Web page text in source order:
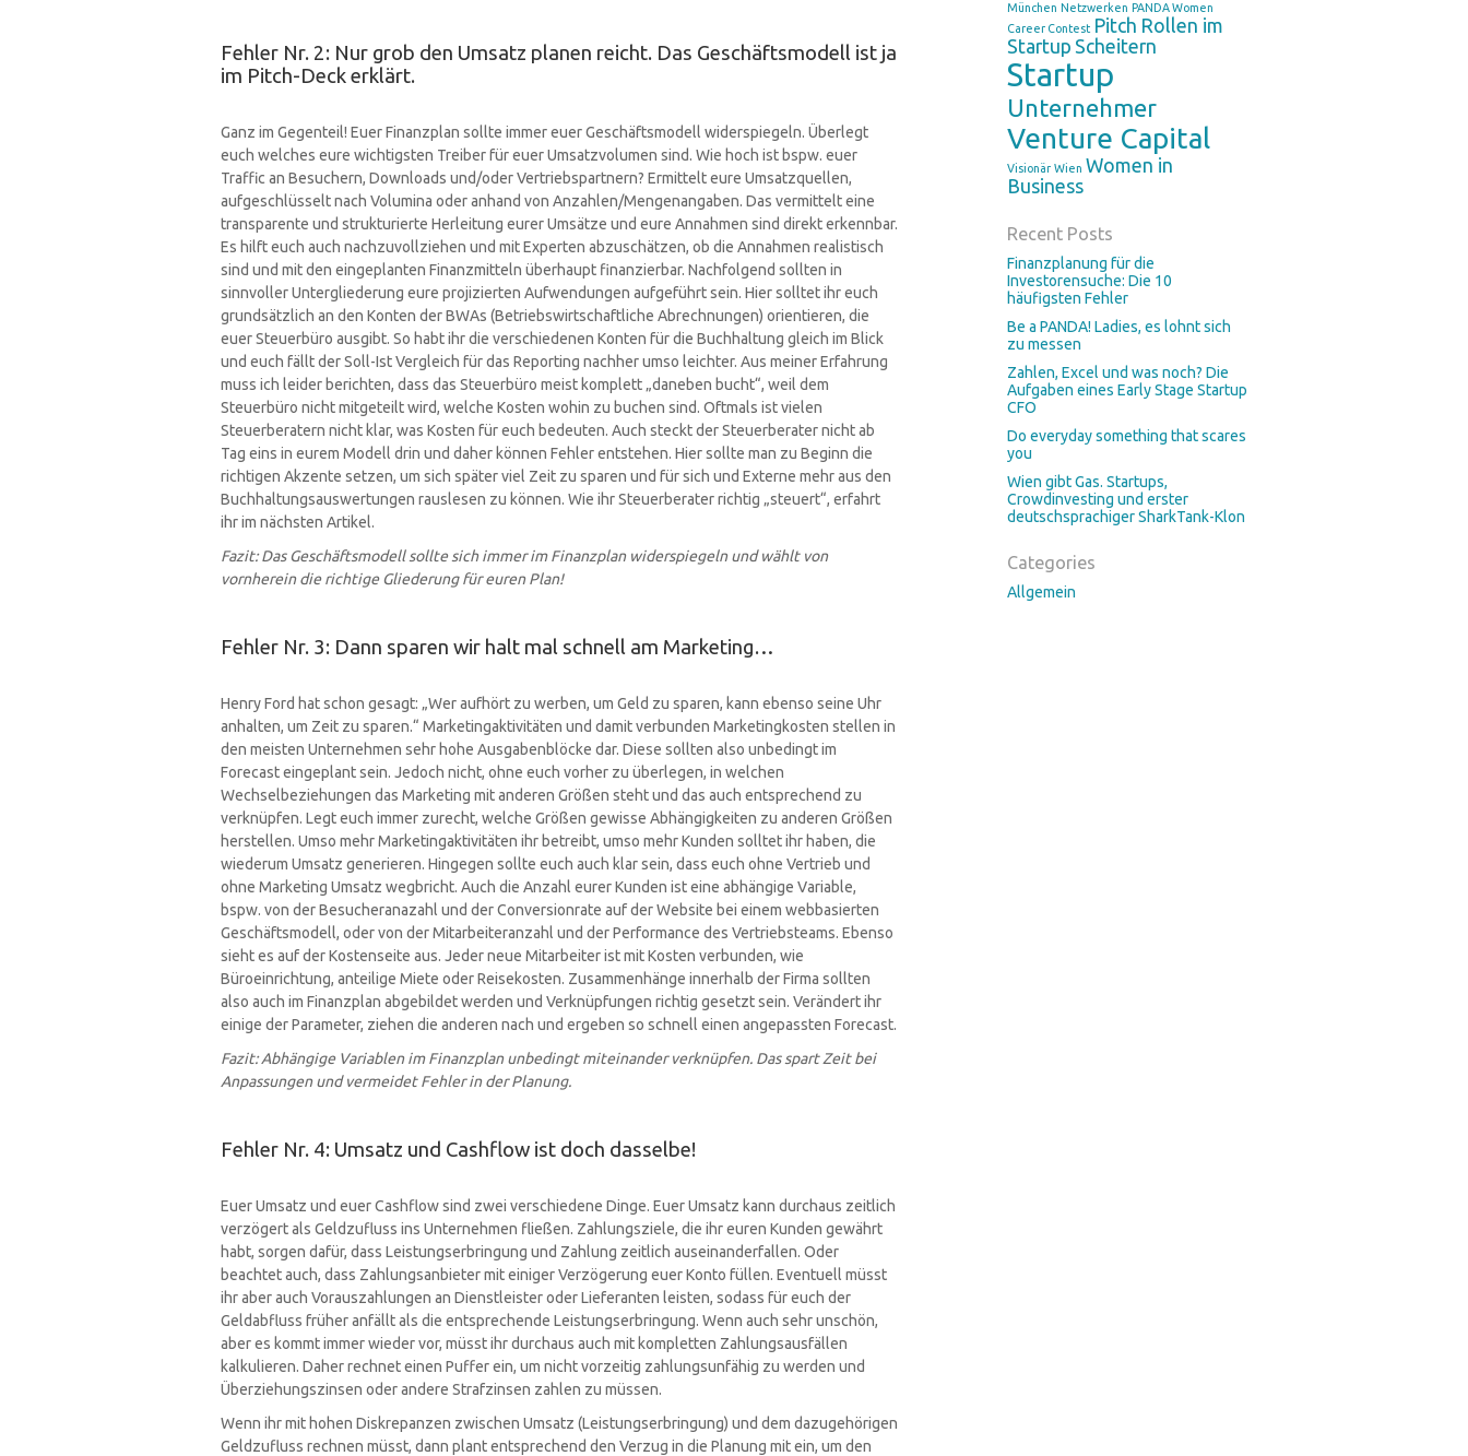
Fehler Nr. 2: Nur grob den Umsatz planen reicht. Das Geschäftsmodell ist ja
im Pitch-Deck erklärt.
Ganz im Gegenteil! Euer Finanzplan sollte immer euer Geschäftsmodell widerspiegeln. Überlegt
euch welches eure wichtigsten Treiber für euer Umsatzvolumen sind. Wie hoch ist bspw. euer
Traffic an Besuchern, Downloads und/oder Vertriebspartnern? Ermittelt eure Umsatzquellen,
aufgeschlüsselt nach Volumina oder anhand von Anzahlen/Mengenangaben. Das vermittelt eine
transparente und strukturierte Herleitung eurer Umsätze und eure Annahmen sind direkt erkennbar.
Es hilft euch auch nachzuvollziehen und mit Experten abzuschätzen, ob die Annahmen realistisch
sind und mit den eingeplanten Finanzmitteln überhaupt finanzierbar. Nachfolgend sollten in
sinnvoller Untergliederung eure projizierten Aufwendungen aufgeführt sein. Hier solltet ihr euch
grundsätzlich an den Konten der BWAs (Betriebswirtschaftliche Abrechnungen) orientieren, die
euer Steuerbüro ausgibt. So habt ihr die verschiedenen Konten für die Buchhaltung gleich im Blick
und euch fällt der Soll-Ist Vergleich für das Reporting nachher umso leichter. Aus meiner Erfahrung
muss ich leider berichten, dass das Steuerbüro meist komplett „daneben bucht“, weil dem
Steuerbüro nicht mitgeteilt wird, welche Kosten wohin zu buchen sind. Oftmals ist vielen
Steuerberatern nicht klar, was Kosten für euch bedeuten. Auch steckt der Steuerberater nicht ab
Tag eins in eurem Modell drin und daher können Fehler entstehen. Hier sollte man zu Beginn die
richtigen Akzente setzen, um sich später viel Zeit zu sparen und für sich und Externe mehr aus den
Buchhaltungsauswertungen rauslesen zu können. Wie ihr Steuerberater richtig „steuert“, erfahrt
ihr im nächsten Artikel.
Fazit: Das Geschäftsmodell sollte sich immer im Finanzplan widerspiegeln und wählt von
vornherein die richtige Gliederung für euren Plan!
Fehler Nr. 3: Dann sparen wir halt mal schnell am Marketing…
Henry Ford hat schon gesagt: „Wer aufhört zu werben, um Geld zu sparen, kann ebenso seine Uhr
anhalten, um Zeit zu sparen.“ Marketingaktivitäten und damit verbunden Marketingkosten stellen in
den meisten Unternehmen sehr hohe Ausgabenblöcke dar. Diese sollten also unbedingt im
Forecast eingeplant sein. Jedoch nicht, ohne euch vorher zu überlegen, in welchen
Wechselbeziehungen das Marketing mit anderen Größen steht und das auch entsprechend zu
verknüpfen. Legt euch immer zurecht, welche Größen gewisse Abhängigkeiten zu anderen Größen
herstellen. Umso mehr Marketingaktivitäten ihr betreibt, umso mehr Kunden solltet ihr haben, die
wiederum Umsatz generieren. Hingegen sollte euch auch klar sein, dass euch ohne Vertrieb und
ohne Marketing Umsatz wegbricht. Auch die Anzahl eurer Kunden ist eine abhängige Variable,
bspw. von der Besucheranazahl und der Conversionrate auf der Website bei einem webbasierten
Geschäftsmodell, oder von der Mitarbeiteranzahl und der Performance des Vertriebsteams. Ebenso
sieht es auf der Kostenseite aus. Jeder neue Mitarbeiter ist mit Kosten verbunden, wie
Büroeinrichtung, anteilige Miete oder Reisekosten. Zusammenhänge innerhalb der Firma sollten
also auch im Finanzplan abgebildet werden und Verknüpfungen richtig gesetzt sein. Verändert ihr
einige der Parameter, ziehen die anderen nach und ergeben so schnell einen angepassten Forecast.
Fazit: Abhängige Variablen im Finanzplan unbedingt miteinander verknüpfen. Das spart Zeit bei
Anpassungen und vermeidet Fehler in der Planung.
Fehler Nr. 4: Umsatz und Cashflow ist doch dasselbe!
Euer Umsatz und euer Cashflow sind zwei verschiedene Dinge. Euer Umsatz kann durchaus zeitlich
verzögert als Geldzufluss ins Unternehmen fließen. Zahlungsziele, die ihr euren Kunden gewährt
habt, sorgen dafür, dass Leistungserbringung und Zahlung zeitlich auseinanderfallen. Oder
beachtet auch, dass Zahlungsanbieter mit einiger Verzögerung euer Konto füllen. Eventuell müsst
ihr aber auch Vorauszahlungen an Dienstleister oder Lieferanten leisten, sodass für euch der
Geldabfluss früher anfällt als die entsprechende Leistungserbringung. Wenn auch sehr unschön,
aber es kommt immer wieder vor, müsst ihr durchaus auch mit kompletten Zahlungsausfällen
kalkulieren. Daher rechnet einen Puffer ein, um nicht vorzeitig zahlungsunfähig zu werden und
Überziehungszinsen oder andere Strafzinsen zahlen zu müssen.
Wenn ihr mit hohen Diskrepanzen zwischen Umsatz (Leistungserbringung) und dem dazugehörigen
Geldzufluss rechnen müsst, dann plant entsprechend den Verzug in die Planung mit ein, um den
München Netzwerken PANDA Women
Career Contest Pitch Rollen im
Startup Scheitern
Startup
Unternehmer
Venture Capital
Visionär Wien Women in
Business
Recent Posts
Finanzplanung für die
Investorensuche: Die 10
häufigsten Fehler
Be a PANDA! Ladies, es lohnt sich
zu messen
Zahlen, Excel und was noch? Die
Aufgaben eines Early Stage Startup
CFO
Do everyday something that scares
you
Wien gibt Gas. Startups,
Crowdinvesting und erster
deutschsprachiger SharkTank-Klon
Categories
Allgemein